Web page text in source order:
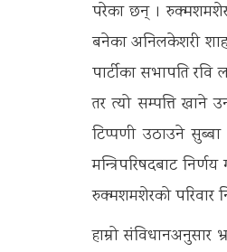
परेका छन् ।
बनेका अनिलकेशरी शाह
पार्टीका सभापति
तर त्यो सम्पत्ति खाने
टिप्पणी उठाउने सुब्बा
मन्त्रिपरिषदबाट
रुक्मशमशेरको परिवार
हाम्रो संविधानअनुसार